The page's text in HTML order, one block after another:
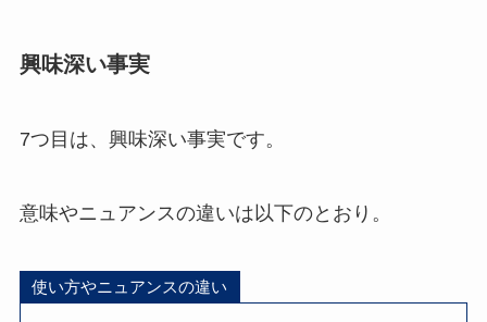
興味深い事実
7つ目は、興味深い事実です。
意味やニュアンスの違いは以下のとおり。
使い方やニュアンスの違い